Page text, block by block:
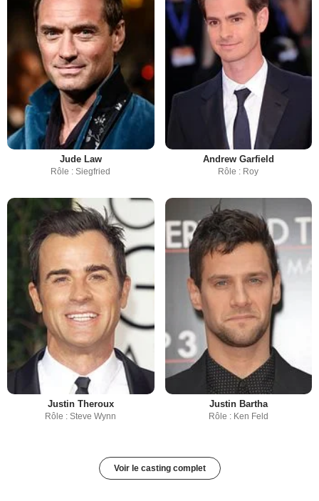
Jude Law
Rôle : Siegfried
Andrew Garfield
Rôle : Roy
Justin Theroux
Rôle : Steve Wynn
Justin Bartha
Rôle : Ken Feld
Voir le casting complet